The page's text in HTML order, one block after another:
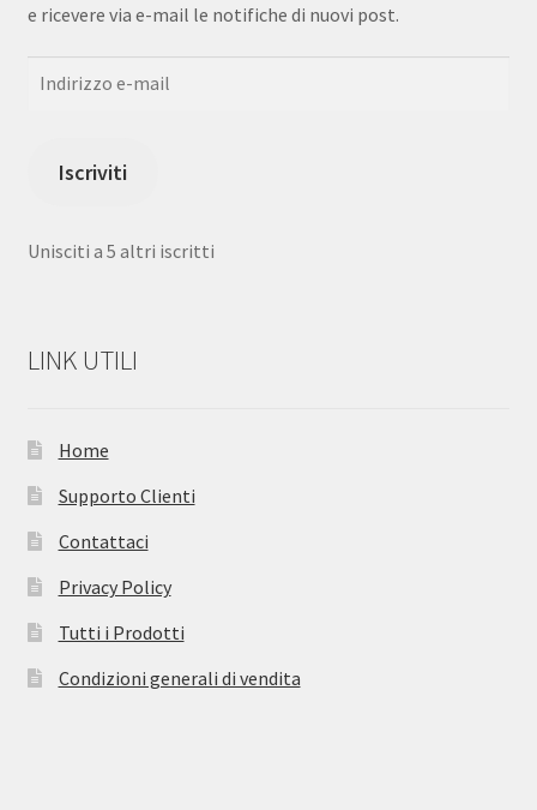
e ricevere via e-mail le notifiche di nuovi post.
Iscriviti
Unisciti a 5 altri iscritti
LINK UTILI
Home
Supporto Clienti
Contattaci
Privacy Policy
Tutti i Prodotti
Condizioni generali di vendita